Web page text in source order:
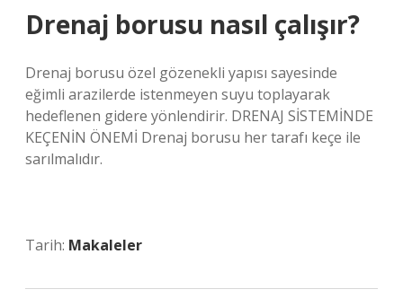
Drenaj borusu nasıl çalışır?
Drenaj borusu özel gözenekli yapısı sayesinde
eğimli arazilerde istenmeyen suyu toplayarak
hedeflenen gidere yönlendirir. DRENAJ SİSTEMİNDE
KEÇENİN ÖNEMİ Drenaj borusu her tarafı keçe ile
sarılmalıdır.
Tarih: Makaleler